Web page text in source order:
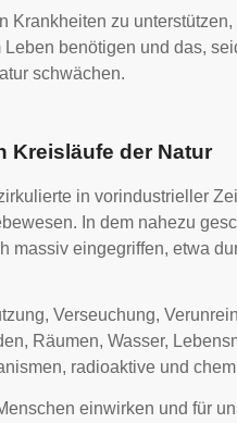
Krankheiten zu
benötigen und das,
schwächen.
Kreisläufe der Natur
in vorindustrieller
In dem nahezu
massiv eingegriffen, etwa
Verseuchung,
Räumen, Wasser,
radioaktive und
einwirken und für